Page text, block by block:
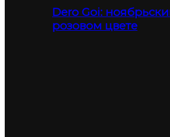
Dero Goi:
розовом цвете